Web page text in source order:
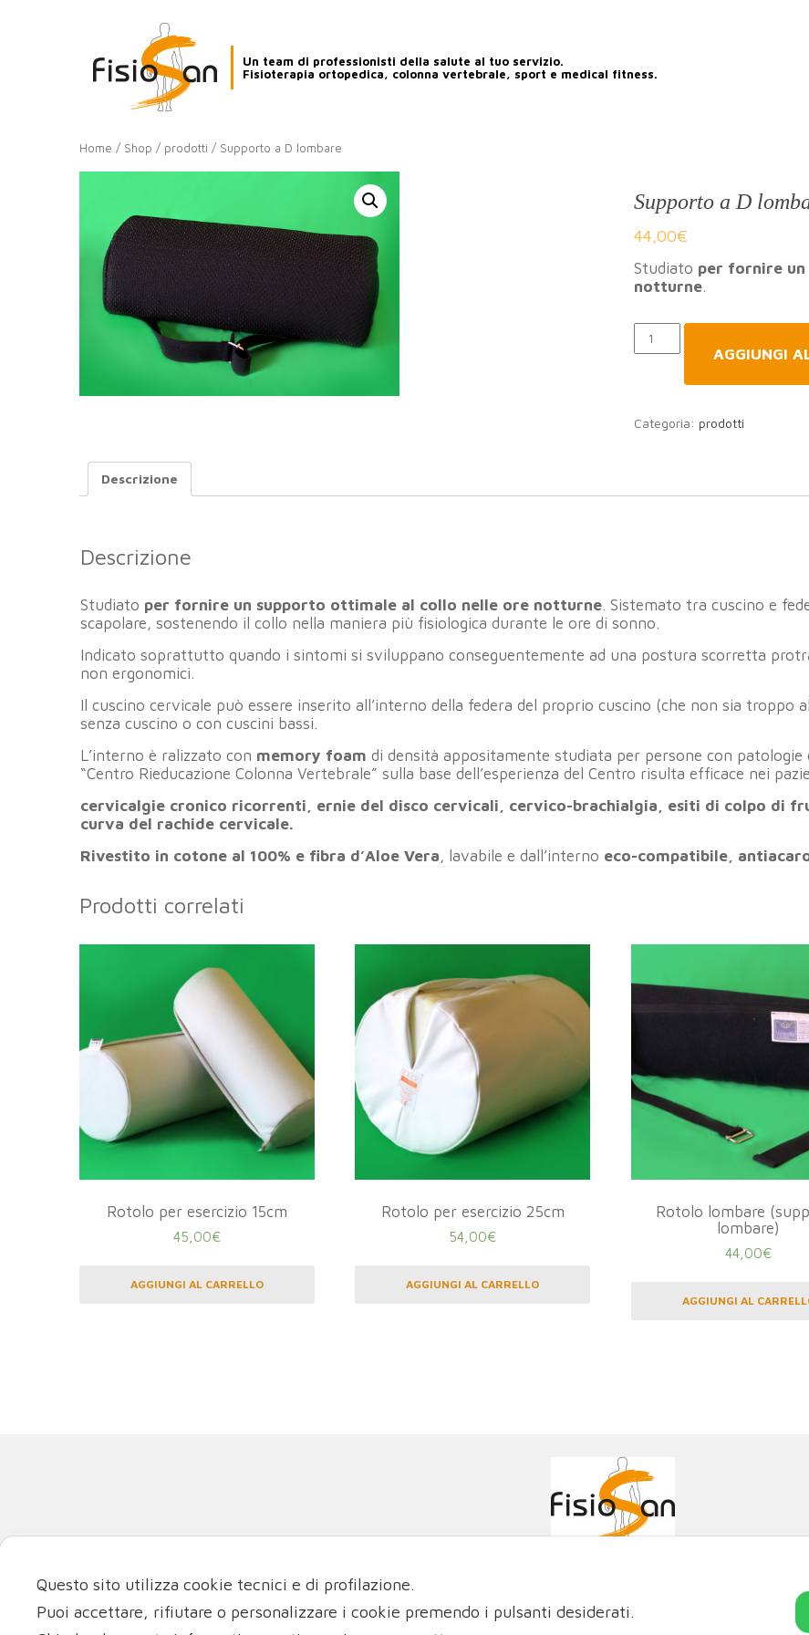
Un team di professionisti della salute al tuo servizio.
Fisioterapia ortopedica, colonna vertebrale, sport e medical fitness.
Home / Shop / prodotti / Supporto a D lombare
Supporto a D
44,00€
Studiato per fornire
notturne.
Quantità
AGGIUNGI
Categoria: prodotti
Descrizione
Descrizione
Studiato per fornire un supporto ottimale al collo nelle ore notturne. Sistemato tra cuscino e
scapolare, sostenendo il collo nella maniera più fisiologica durante le ore di sonno.
Indicato soprattutto quando i sintomi si sviluppano conseguentemente ad una postura scorretta
non ergonomici.
Il cuscino cervicale può essere inserito all’interno della federa del proprio cuscino (che non sia
senza cuscino o con cuscini bassi.
L’interno è ralizzato con memory foam di densità appositamente studiata per persone con
“Centro Rieducazione Colonna Vertebrale” sulla base dell’esperienza del Centro risulta efficace nei
cervicalgie cronico ricorrenti, ernie del disco cervicali, cervico-brachialgia, esiti di colpo di
curva del rachide cervicale.
Rivestito in cotone al 100% e fibra d’Aloe Vera, lavabile e dall’interno eco-compatibile,
Prodotti correlati
Rotolo per esercizio 15cm
45,00€
AGGIUNGI AL CARRELLO
Rotolo per esercizio 25cm
54,00€
AGGIUNGI AL CARRELLO
Rotolo lombare
lombare)
44,00€
AGGIUNGI AL
La miglior fisioterapia con i migliori ortopedici e fisiatri di Trieste e Friuli
Via Genova 21, 34121 Trieste
Via Matteotti 2/c, 34015 Muggia (TS)
Questo sito utilizza cookie tecnici e di profilazione.
Puoi accettare, rifiutare o personalizzare i cookie premendo i pulsanti desiderati.